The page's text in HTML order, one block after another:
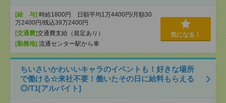
[給 与] 時給1800円 日額平均1万4400円/月額30
万2400円/残込39万2400円
[交通費]交通費支給（規定あり）
[勤務地] 流通センター駅から車
気になる！
ちいさいかわいいキャラのイベントも！好きな場所
で働ける☆来社不要！働いたその日に給料もらえる
◎/T1[アルバイト]